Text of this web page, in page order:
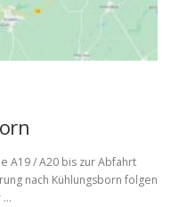
A19 / A20 bis zur Abfahrt
nach Kühlungsborn folgen
…